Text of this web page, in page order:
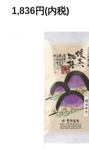
1,836円(内税)